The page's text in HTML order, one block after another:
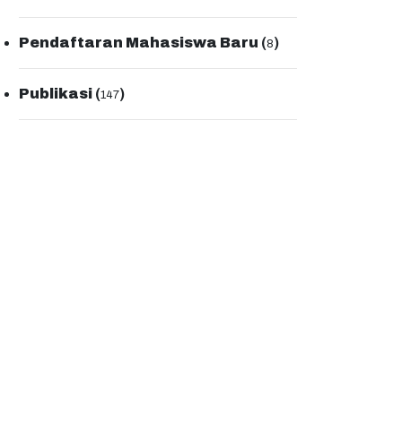
Pendaftaran Mahasiswa Baru (8)
Publikasi (147)